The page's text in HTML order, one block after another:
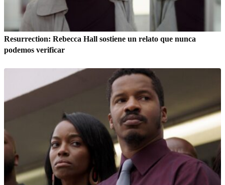
Resurrection: Rebecca Hall sostiene un relato que nunca
podemos verificar